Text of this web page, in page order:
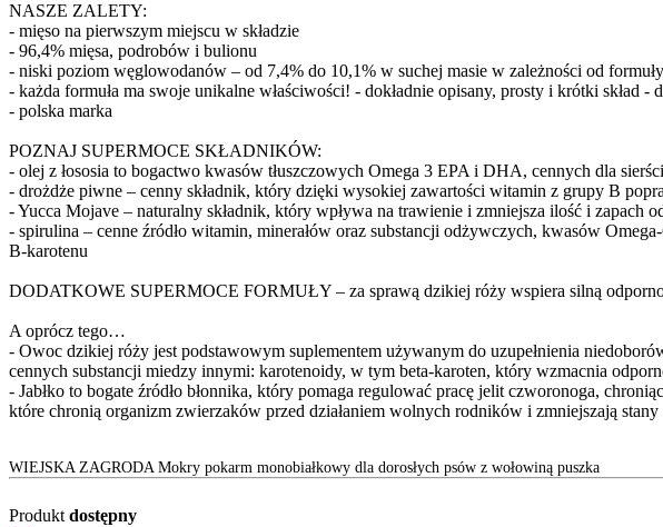
NASZE ZALETY:
- mięso na pierwszym miejscu w składzie
- 96,4% mięsa, podrobów i bulionu
- niski poziom węglowodanów – od 7,4% do 10,1% w suchej masie w zależności od
- każda formuła ma swoje unikalne właściwości! - dokładnie opisany, prosty i krótki skład
- polska marka
POZNAJ SUPERMOCE SKŁADNIKÓW:
- olej z łososia to bogactwo kwasów tłuszczowych Omega 3 EPA i DHA, cennych dla
- drożdże piwne – cenny składnik, który dzięki wysokiej zawartości witamin z grupy B
- Yucca Mojave – naturalny składnik, który wpływa na trawienie i zmniejsza ilość i zapach
- spirulina – cenne źródło witamin, minerałów oraz substancji odżywczych, kwasów
B-karotenu
DODATKOWE SUPERMOCE FORMUŁY – za sprawą dzikiej róży wspiera silną
A oprócz tego…
- Owoc dzikiej róży jest podstawowym suplementem używanym do uzupełnienia
cennych substancji miedzy innymi: karotenoidy, w tym beta-karoten, który wzmacnia
- Jabłko to bogate źródło błonnika, który pomaga regulować pracę jelit czworonoga,
które chronią organizm zwierzaków przed działaniem wolnych rodników i zmniejszają stany
WIEJSKA ZAGRODA Mokry pokarm monobiałkowy dla dorosłych psów z wołowiną puszka
Produkt dostępny